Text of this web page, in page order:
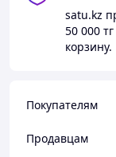
satu.kz
50 000 тг
корзину.
Покупателям
Продавцам